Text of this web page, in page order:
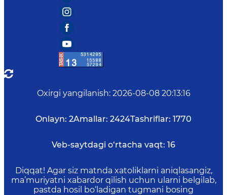
Oxirgi yangilanish: 2026-08-08 20:13:16
Onlayn: 2Amallar: 2424Tashriflar: 1770
Veb-saytdagi o‘rtacha vaqt: 16
Diqqat! Agar siz matnda xatoliklarni aniqlasangiz,
ma’muriyatni xabardor qilish uchun ularni belgilab,
pastda hosil bo‘ladigan tugmani bosing